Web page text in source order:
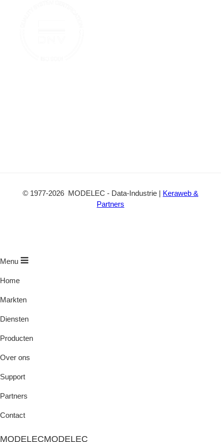
© 1977-2026 MODELEC - Data-Industrie | Keraweb &
Partners
Menu
Home
Markten
Diensten
Producten
Over ons
Support
Partners
Contact
MODELECMODELEC